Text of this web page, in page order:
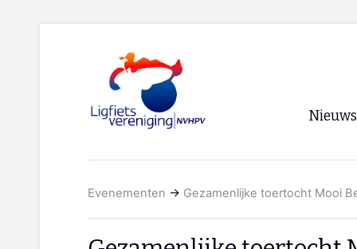
Nieuws
RSS
Evenementen → Gezamenlijke toertocht Mooi